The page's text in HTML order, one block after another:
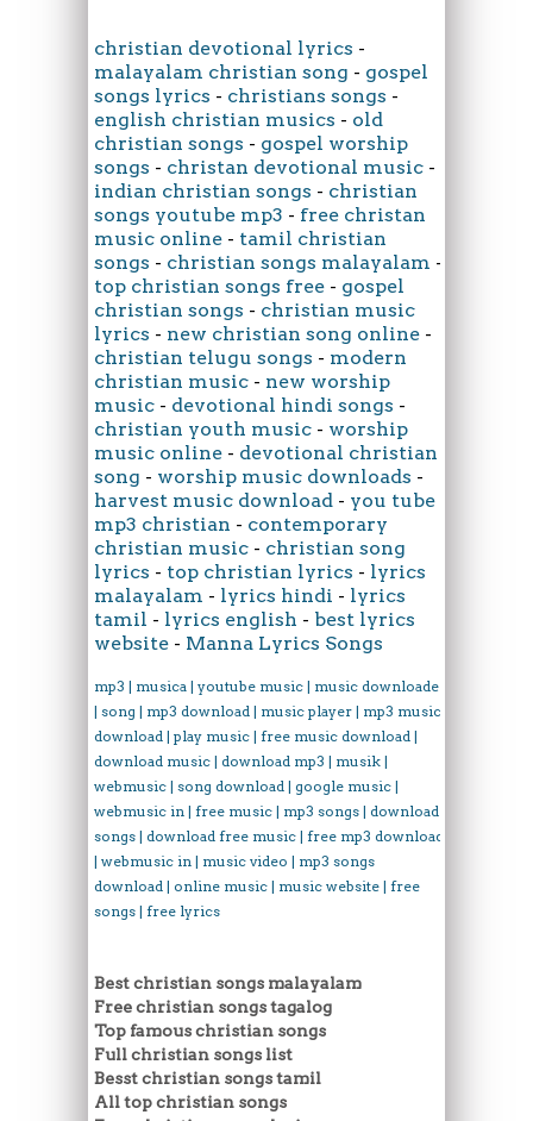
christian devotional lyrics -
malayalam christian song - gospel
songs lyrics - christians songs -
english christian musics - old
christian songs - gospel worship
songs - christan devotional music -
indian christian songs - christian
songs youtube mp3 - free christan
music online - tamil christian
songs - christian songs malayalam -
top christian songs free - gospel
christian songs - christian music
lyrics - new christian song online -
christian telugu songs - modern
christian music - new worship
music - devotional hindi songs -
christian youth music - worship
music online - devotional christian
song - worship music downloads -
harvest music download - you tube
mp3 christian - contemporary
christian music - christian song
lyrics - top christian lyrics - lyrics
malayalam - lyrics hindi - lyrics
tamil - lyrics english - best lyrics
website - Manna Lyrics Songs
mp3 | musica | youtube music | music downloader
| song | mp3 download | music player | mp3 music
download | play music | free music download |
download music | download mp3 | musik |
webmusic | song download | google music |
webmusic in | free music | mp3 songs | download
songs | download free music | free mp3 download
| webmusic in | music video | mp3 songs
download | online music | music website | free
songs | free lyrics
Best christian songs malayalam
Free christian songs tagalog
Top famous christian songs
Full christian songs list
Besst christian songs tamil
All top christian songs